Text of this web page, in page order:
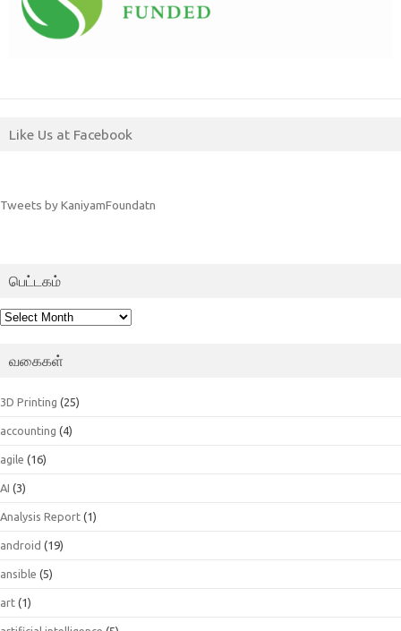
Like Us at Facebook
Tweets by KaniyamFoundatn
பெட்டகம்
பெட்டகம்
வகைகள்
3D Printing (25)
accounting (4)
agile (16)
AI (3)
Analysis Report (1)
android (19)
ansible (5)
art (1)